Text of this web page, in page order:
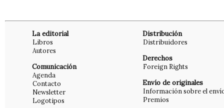
La editorial
Libros
Autores
Comunicación
Agenda
Contacto
Newsletter
Logotipos
Distribución
Distribuidores
Derechos
Foreign Rights
Envío de originales
Información sobre el
Premios